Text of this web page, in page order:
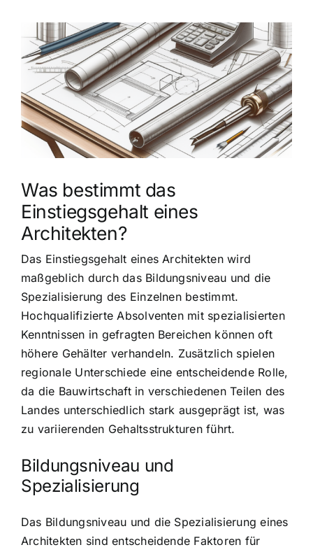
Zeige
grösseres
Bild
Was bestimmt das
Einstiegsgehalt eines
Architekten?
Das Einstiegsgehalt eines Architekten wird
maßgeblich durch das Bildungsniveau und die
Spezialisierung des Einzelnen bestimmt.
Hochqualifizierte Absolventen mit spezialisierten
Kenntnissen in gefragten Bereichen können oft
höhere Gehälter verhandeln. Zusätzlich spielen
regionale Unterschiede eine entscheidende Rolle,
da die Bauwirtschaft in verschiedenen Teilen des
Landes unterschiedlich stark ausgeprägt ist, was
zu variierenden Gehaltsstrukturen führt.
Bildungsniveau und
Spezialisierung
Das Bildungsniveau und die Spezialisierung eines
Architekten sind entscheidende Faktoren für